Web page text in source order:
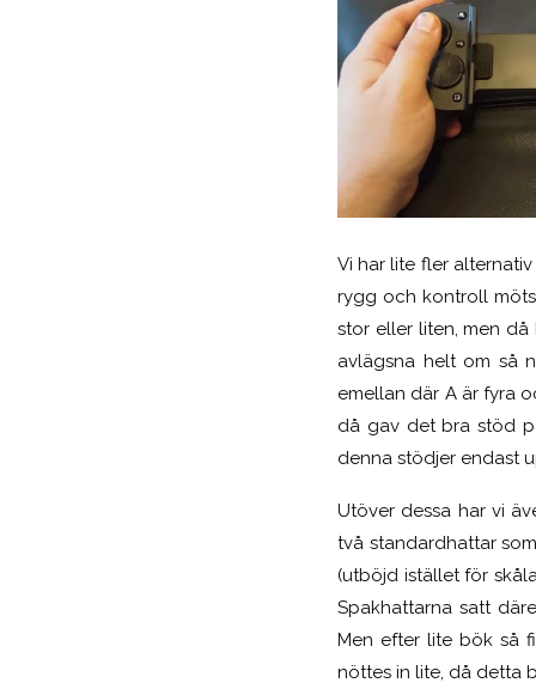
Vi har lite fler
rygg och kontroll
stor eller liten, men
avlägsna helt om så
emellan där A är fyra
då gav det bra stöd
denna stödjer endast
Utöver dessa har vi
två standardhattar
(utböjd istället för
Spakhattarna satt
Men efter lite bök så
nöttes in lite, då detta